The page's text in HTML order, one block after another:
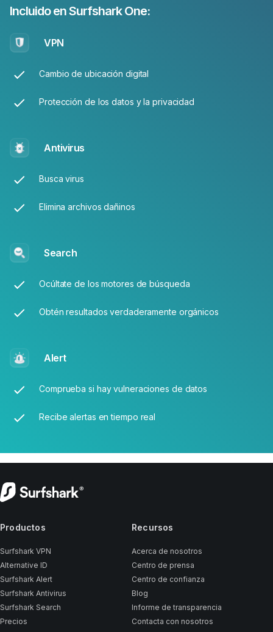
Incluido en Surfshark One:
VPN
Cambio de ubicación digital
Protección de los datos y la privacidad
Antivirus
Busca virus
Elimina archivos dañinos
Search
Ocúltate de los motores de búsqueda
Obtén resultados verdaderamente orgánicos
Alert
Comprueba si hay vulneraciones de datos
Recibe alertas en tiempo real
Productos
Surfshark VPN
Alternative ID
Surfshark Alert
Surfshark Antivirus
Surfshark Search
Precios
Recursos
Acerca de nosotros
Centro de prensa
Centro de confianza
Blog
Informe de transparencia
Contacta con nosotros